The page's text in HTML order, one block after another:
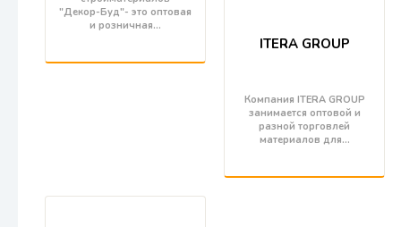
"Декор-Буд"- это оптовая
и розничная…
ITERA GROUP
Компания ITERA GROUP
занимается оптовой и
разной торговлей
материалов для…